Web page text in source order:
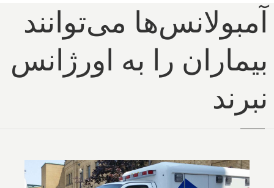
آمبولانس‌ها می‌توانند
بیماران را به اورژانس
نبرند